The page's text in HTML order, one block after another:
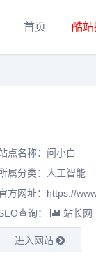
首页 酷
点名称：问小白
属分类：
人工智能
方网址：https://
查询：
站长网
进入网站